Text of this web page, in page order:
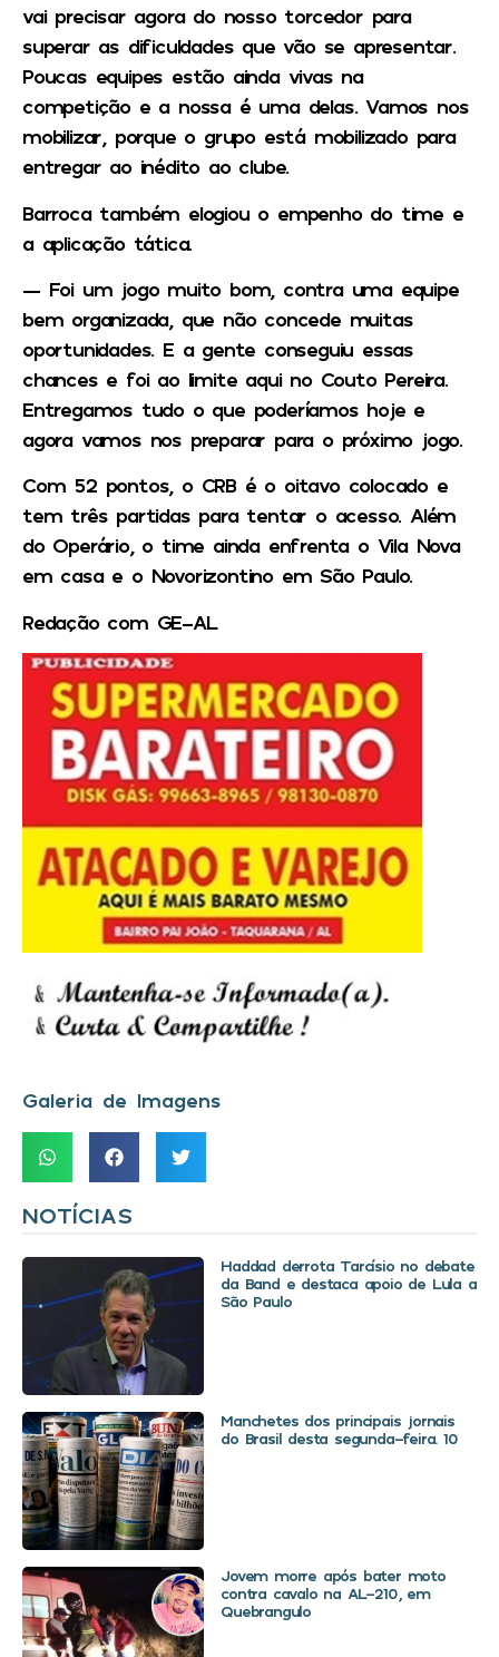
vai precisar agora do nosso torcedor para
superar as dificuldades que vão se apresentar.
Poucas equipes estão ainda vivas na
competição e a nossa é uma delas. Vamos nos
mobilizar, porque o grupo está mobilizado para
entregar ao inédito ao clube.
Barroca também elogiou o empenho do time e
a aplicação tática.
— Foi um jogo muito bom, contra uma equipe
bem organizada, que não concede muitas
oportunidades. E a gente conseguiu essas
chances e foi ao limite aqui no Couto Pereira.
Entregamos tudo o que poderíamos hoje e
agora vamos nos preparar para o próximo jogo.
Com 52 pontos, o CRB é o oitavo colocado e
tem três partidas para tentar o acesso. Além
do Operário, o time ainda enfrenta o Vila Nova
em casa e o Novorizontino em São Paulo.
Redação com GE-AL
Galeria de Imagens
NOTÍCIAS
Haddad derrota Tarcísio no debate
da Band e destaca apoio de Lula a
São Paulo
Manchetes dos principais jornais
do Brasil desta segunda-feira. 10
Jovem morre após bater moto
contra cavalo na AL-210, em
Quebrangulo